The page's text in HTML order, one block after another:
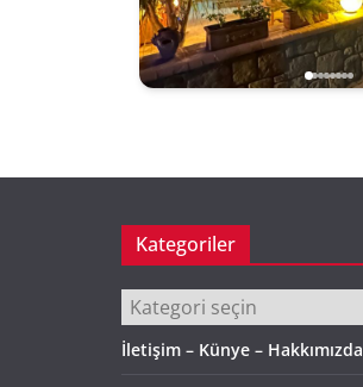
Kategoriler
Kategoriler
İletişim – Künye – Hakkımızda